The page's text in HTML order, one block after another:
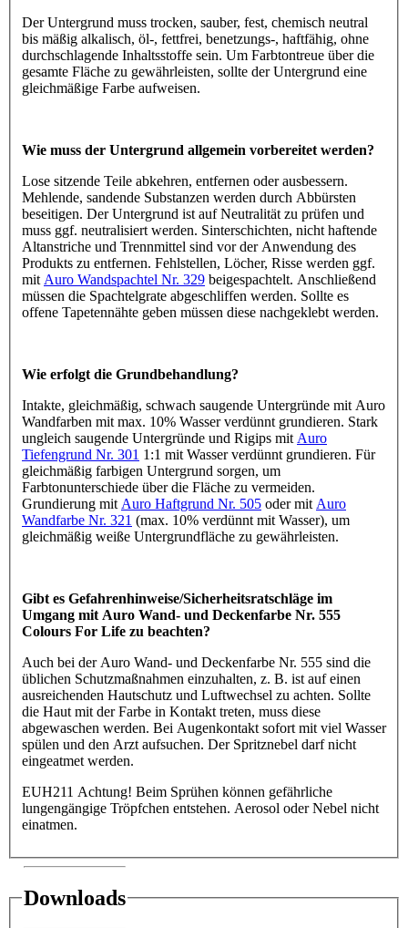
Der Untergrund muss trocken, sauber, fest, chemisch neutral
bis mäßig alkalisch, öl-, fettfrei, benetzungs-, haftfähig, ohne
durchschlagende Inhaltsstoffe sein. Um Farbtontreue über die
gesamte Fläche zu gewährleisten, sollte der Untergrund eine
gleichmäßige Farbe aufweisen.
Wie muss der Untergrund allgemein vorbereitet werden?
Lose sitzende Teile abkehren, entfernen oder ausbessern.
Mehlende, sandende Substanzen werden durch Abbürsten
beseitigen. Der Untergrund ist auf Neutralität zu prüfen und
muss ggf. neutralisiert werden. Sinterschichten, nicht haftende
Altanstriche und Trennmittel sind vor der Anwendung des
Produkts zu entfernen. Fehlstellen, Löcher, Risse werden ggf.
mit Auro Wandspachtel Nr. 329 beigespachtelt. Anschließend
müssen die Spachtelgrate abgeschliffen werden. Sollte es
offene Tapetennähte geben müssen diese nachgeklebt werden.
Wie erfolgt die Grundbehandlung?
Intakte, gleichmäßig, schwach saugende Untergründe mit Auro
Wandfarben mit max. 10% Wasser verdünnt grundieren. Stark
ungleich saugende Untergründe und Rigips mit Auro
Tiefengrund Nr. 301 1:1 mit Wasser verdünnt grundieren. Für
gleichmäßig farbigen Untergrund sorgen, um
Farbtonunterschiede über die Fläche zu vermeiden.
Grundierung mit Auro Haftgrund Nr. 505 oder mit Auro
Wandfarbe Nr. 321 (max. 10% verdünnt mit Wasser), um
gleichmäßig weiße Untergrundfläche zu gewährleisten.
Gibt es Gefahrenhinweise/Sicherheitsratschläge im
Umgang mit Auro Wand- und Deckenfarbe Nr. 555
Colours For Life zu beachten?
Auch bei der Auro Wand- und Deckenfarbe Nr. 555 sind die
üblichen Schutzmaßnahmen einzuhalten, z. B. ist auf einen
ausreichenden Hautschutz und Luftwechsel zu achten. Sollte
die Haut mit der Farbe in Kontakt treten, muss diese
abgewaschen werden. Bei Augenkontakt sofort mit viel Wasser
spülen und den Arzt aufsuchen. Der Spritznebel darf nicht
eingeatmet werden.
EUH211 Achtung! Beim Sprühen können gefährliche
lungengängige Tröpfchen entstehen. Aerosol oder Nebel nicht
einatmen.
Downloads